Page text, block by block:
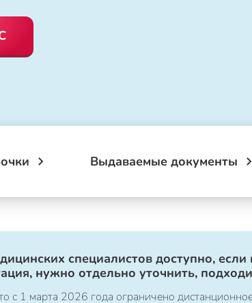
Выдаваемые документы
специалистов доступно,
нужно отдельно уточнить,
с 1 марта 2026 года ограничено